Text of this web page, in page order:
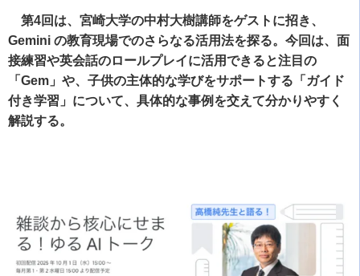
第4回は、宮崎大学の中村大樹講師をゲストに招き、
Gemini の教育現場でのさらなる活用法を探る。今回は、面
接練習や英会話のロールプレイに活用できると注目の
「Gem」や、子供の主体的な学びをサポートする「ガイド
付き学習」について、具体的な事例を交えて分かりやすく
解説する。